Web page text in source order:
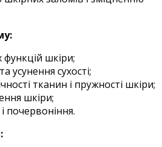
функцій шкіри;
усунення сухості;
тканин і пружності шкіри;
шкіри;
почервоніння.